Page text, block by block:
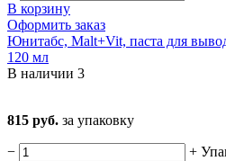
В корзину
Оформить заказ
Юнитабс, Malt+Vit, паста для
120 мл
В наличии 3
815 руб. за упаковку
− +